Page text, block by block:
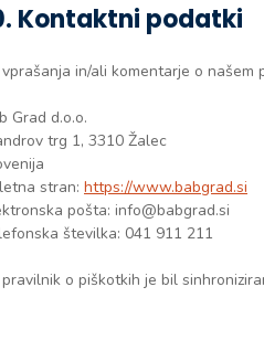
Kontaktni podatki
in/ali komentarje o
Grad d.o.o.
trg 1, 3310 Žalec
stran: https://www.babgrad.si
pošta: info@babgrad.si
številka: 041 911 211
o piškotkih je bil